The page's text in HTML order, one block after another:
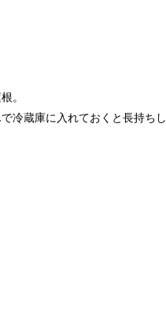
。
冷蔵庫に入れておくと長持ちし